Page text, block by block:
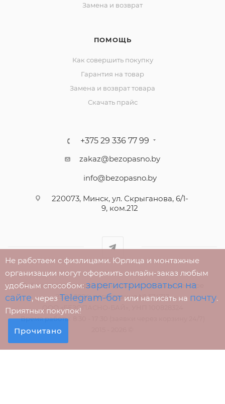
Замена и возврат
ПОМОЩЬ
Как совершить покупку
Гарантия на товар
Замена и возврат товара
Скачать прайс
+375 29 336 77 99
zakaz@bezopasno.by
info@bezopasno.by
220073, Минск, ул. Скрыганова, 6/1-
9, ком.212
Сайт компании зарегистрирован в торговом реестре
23.02.2024, регистрация № 574713
ООО «БЕЗОПАСНО-БАЙ», УНП 100828324
Время работы: 8:30 - 17:30 (заявки через корзину 24/7)
Не работаем с физлицами. Юрлица и монтажные
организации могут оформить онлайн-заказ любым
удобным способом: зарегистрироваться на
сайте, через Telegram-бот или написать на почту.
Приятных покупок!
Прочитано